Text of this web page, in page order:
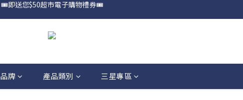
📍購買Samsung Galaxy S25📍
📍購買Samsung Galaxy S25📍
品牌 產品類別 三星專區